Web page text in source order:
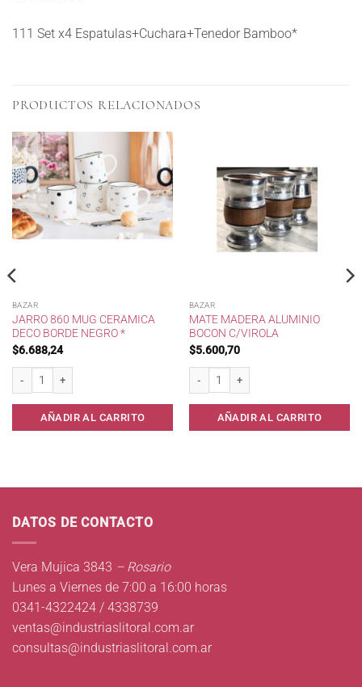
111 Set x4 Espatulas+Cuchara+Tenedor Bamboo*
PRODUCTOS RELACIONADOS
BAZAR
JARRO 860 MUG CERAMICA
DECO BORDE NEGRO *
$6.688,24
AÑADIR AL CARRITO
BAZAR
MATE MADERA ALUMINIO
BOCON C/VIROLA
$5.600,70
AÑADIR AL CARRITO
DATOS DE CONTACTO
Vera Mujica 3843 – Rosario
Lunes a Viernes de 7:00 a 16:00 horas
0341-4322424 / 4338739
ventas@industriaslitoral.com.ar
consultas@industriaslitoral.com.ar